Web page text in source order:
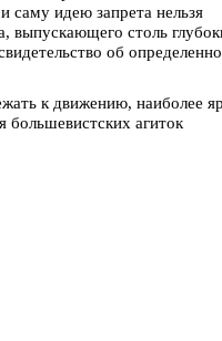
саму идею запрета нельзя
выпускающего столь
об
к движению, наиболее
большевистских агиток